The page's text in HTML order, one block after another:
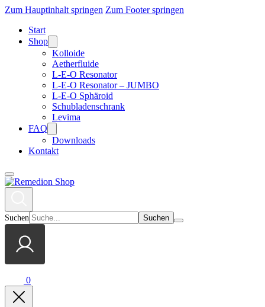
Zum Hauptinhalt springen Zum Footer springen
Start
Shop
Kolloide
Aetherfluide
L-E-O Resonator
L-E-O Resonator – JUMBO
L-E-O Sphäroid
Schubladenschrank
Levima
FAQ
Downloads
Kontakt
Suchen
0